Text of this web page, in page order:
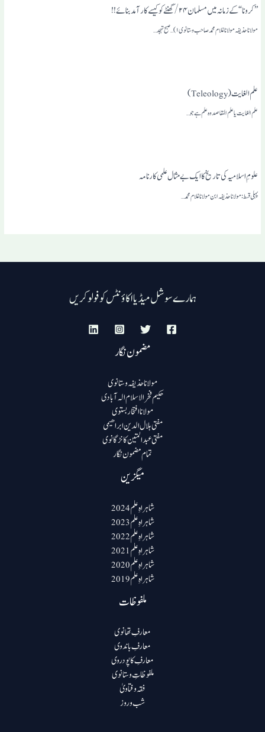
”کرونا“ کے زمانہ میں مسلمان ۲۴/ گھنٹے کو کیسے کار آمد بنائے!!
مولانا حذیفہ مولانا غلام محمد صاحب وستانوی ۱)…صبح تہجد…
علم الغایت (Teleology)
علم الغایت یا علم المقاصد وہ علم ہے جو…
علومِ اسلامیہ کی تاریخ کا ایک بے مثال علمی کارنامہ
پہلی قسط : مولانا حذیفہ ابن مولانا غلام محمد…
ہمارے سوشل میڈیا اکاؤنٹس کو فولو کریں
مضمون نگار
مولانا حذیفہ وستانوی
حکیم فخرالاسلام الہ آبادی
مولانا افتخار بستوی
مفتی ہلال الدین ابراھیمی
مفتی عبد المتین کانڑگانوی
تمام مضمون نگار
میگزین
شاہراہِ علم 2024
شاہراہِ علم 2023
شاہراہِ علم 2022
شاہراہِ علم 2021
شاہراہِ علم 2020
شاہراہِ علم 2019
ملفوظات
معارفِ تھانوی
معارفِ باندوی
معارفِ کاپودروی
ملفوظاتِ وستانوی
فقہ و فتاویٰ
شب و روز